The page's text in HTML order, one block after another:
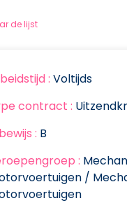
de lijst
: Voltijds
contract :
: B
:
/